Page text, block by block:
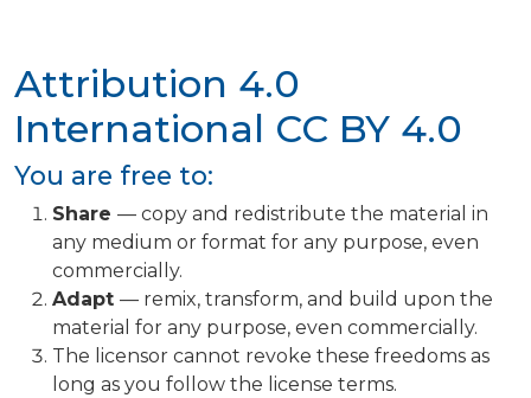
Attribution 4.0
International CC BY 4.0
You are free to:
Share — copy and redistribute the material in
any medium or format for any purpose, even
commercially.
Adapt — remix, transform, and build upon the
material for any purpose, even commercially.
The licensor cannot revoke these freedoms as
long as you follow the license terms.